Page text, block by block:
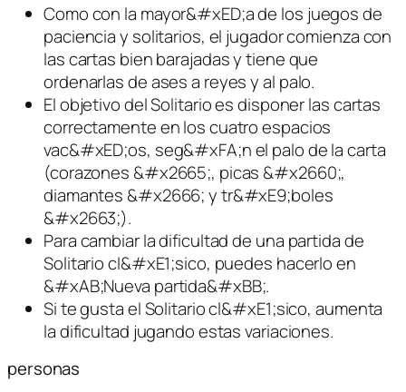
Como con la mayor&#xED;a de los juegos de
paciencia y solitarios, el jugador comienza con
las cartas bien barajadas y tiene que
ordenarlas de ases a reyes y al palo.
El objetivo del Solitario es disponer las cartas
correctamente en los cuatro espacios
vac&#xED;os, seg&#xFA;n el palo de la carta
(corazones &#x2665;, picas &#x2660;,
diamantes &#x2666; y tr&#xE9;boles
&#x2663;).
Para cambiar la dificultad de una partida de
Solitario cl&#xE1;sico, puedes hacerlo en
&#xAB;Nueva partida&#xBB;.
Si te gusta el Solitario cl&#xE1;sico, aumenta
la dificultad jugando estas variaciones.
personas